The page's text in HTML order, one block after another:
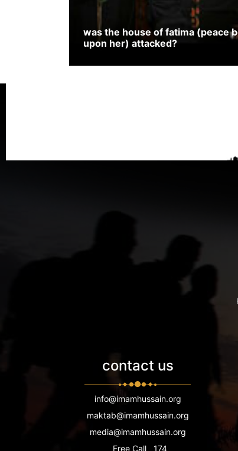
was the house of fatima (peace
upon her) attacked?
contact us
info@imamhussain.org
maktab@imamhussain.org
media@imamhussain.org
Free Call
174